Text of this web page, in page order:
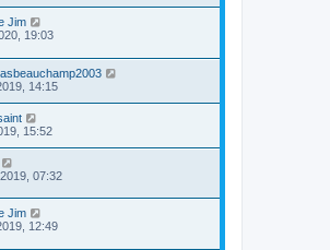
Jim
19:03
14:15
15:52
07:32
Jim
12:49